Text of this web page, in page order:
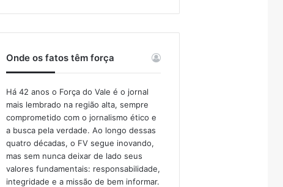
Onde os fatos têm força
Há 42 anos o Força do Vale é o jornal
mais lembrado na região alta, sempre
comprometido com o jornalismo ético e
a busca pela verdade. Ao longo dessas
quatro décadas, o FV segue inovando,
mas sem nunca deixar de lado seus
valores fundamentais: responsabilidade,
integridade e a missão de bem informar.​